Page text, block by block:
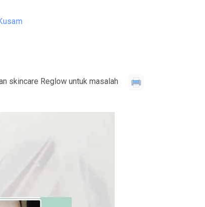
skincare Reglow untuk masalah